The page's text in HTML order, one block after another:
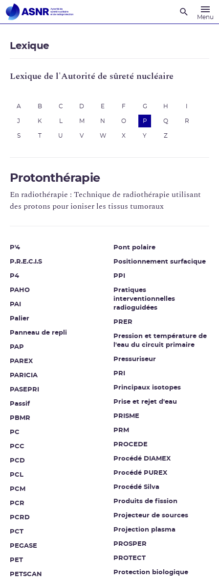
Menu
Lexique
Lexique de l'Autorité de sûreté nucléaire
A B C D E F G H
J K M N O P Q R
S U V W X Y Z
Protonthérapie
En radiothérapie : Technique de radiothérapie utilisant
des protons pour ioniser les tissus tumoraux
P'4
P.R.E.C.I.S
P4
PAHO
PAI
Palier
Panneau de repli
PAP
PAREX
PARICIA
PASEPRI
Passif
PBMR
PC
PCC
PCD
PCL
PCM
PCR
PCRD
PCT
PEGASE
PET
PETSCAN
Pont polaire
Positionnement surfacique
PPI
Pratiques
interventionnelles
radioguidées
PRER
Pression et température de
l'eau du circuit primaire
Pressuriseur
PRI
Principaux isotopes
Prise et rejet d'eau
PRISME
PRM
PROCEDE
Procédé DIAMEX
Procédé PUREX
Procédé Silva
Produits de fission
Projecteur de sources
Projection plasma
PROSPER
PROTECT
Protection biologique